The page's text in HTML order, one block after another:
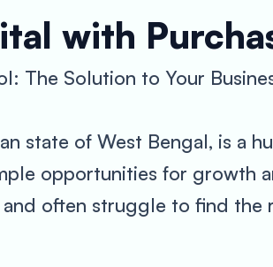
with
The Solution to Your
state of West Bengal, is a
opportunities for growth
often struggle to find